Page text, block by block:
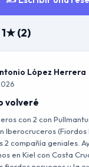
(2)
López Herrera
volveré
con 2 con
Iberocruceros (Fiordos
2 compañía geniales.
en Kiel con Costa